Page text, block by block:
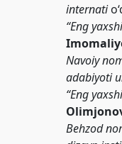
internati
“Eng
Navoiy
adabiyoti
“Eng
Behzod